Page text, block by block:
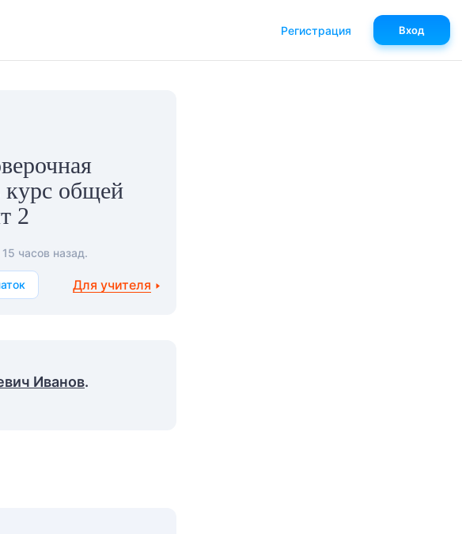
курс общей
2
часов назад.
Для учителя
Иванов.
Регистрация Вход